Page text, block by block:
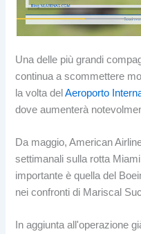
Una delle più grandi
continua a scommettere
la volta delAeroporto
dove aumenterà
Da maggio, American
settimanali sulla rotta
importante è quella del
nei confronti di Mariscal
In aggiunta all'operazione